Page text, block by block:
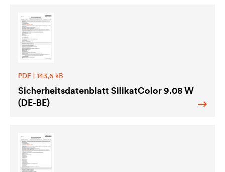
PDF | 143,6 kB
Sicherheitsdatenblatt SilikatColor 9.08 W
(DE-BE)